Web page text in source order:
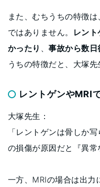
また、むちうちの特徴
ではありません。
レン
かったり 、事故から数日
うちの特徴だと、大塚先
レントゲンやMRI
大塚先生：
「レントゲンは骨しか
の損傷が原因だと『異常
一方、MRIの場合は出力